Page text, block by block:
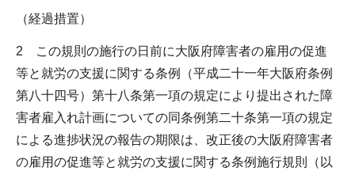
（経過措置）
2 この規則の施行の日前に大阪府障害者の雇用の促進
等と就労の支援に関する条例（平成二十一年大阪府条例
第八十四号）第十八条第一項の規定により提出された障
害者雇入れ計画についての同条例第二十条第一項の規定
による進捗状況の報告の期限は、改正後の大阪府障害者
の雇用の促進等と就労の支援に関する条例施行規則（以